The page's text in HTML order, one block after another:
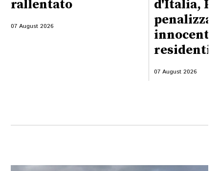
rallentato
07 August 2026
d'Italia,
residenti
07 August 2026